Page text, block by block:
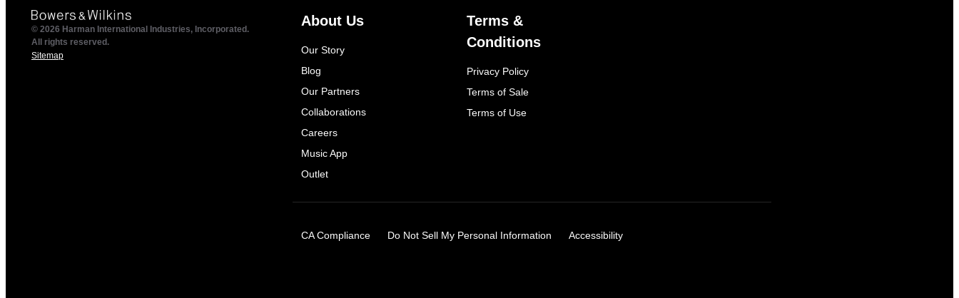
© 2026 Harman International Industries, Incorporated.
All rights reserved.
Sitemap
About Us
Our Story
Blog
Our Partners
Collaborations
Careers
Music App
Outlet
Terms &
Conditions
Privacy Policy
Terms of Sale
Terms of Use
CA Compliance Do Not Sell My Personal Information Accessibility